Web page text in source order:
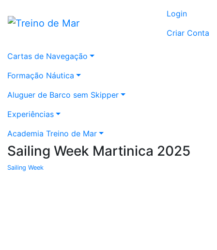
Login
Criar Conta
Cartas de Navegação
Formação Náutica
Aluguer de Barco sem Skipper
Experiências
Academia Treino de Mar
Sailing Week Martinica 2025
Sailing Week